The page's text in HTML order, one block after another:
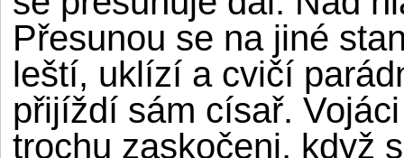
Přesunou se na jiné
leští, uklízí a cvičí
přijíždí sám císař.
trochu zaskočeni, když